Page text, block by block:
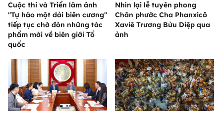
Cuộc thi và Triển lãm ảnh
"Tự hào một dải biên cương"
tiếp tục chờ đón những tác
phẩm mới về biên giới Tổ
quốc
Nhìn lại lễ tuyên phong
Chân phước Cha Phanxicô
Xaviê Trương Bửu Diệp qua
ảnh